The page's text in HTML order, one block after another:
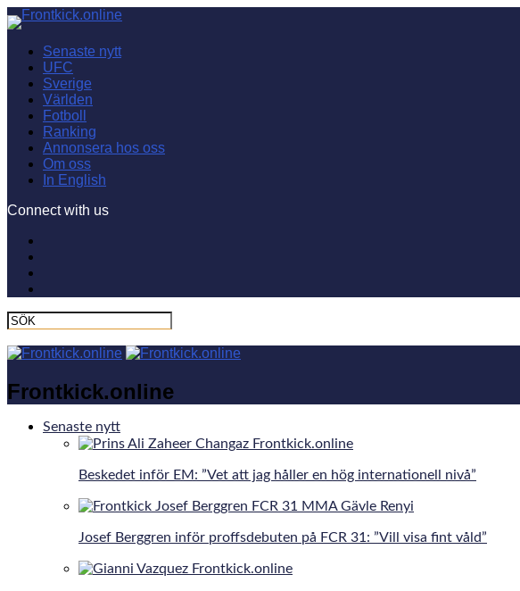
Senaste nytt
UFC
Sverige
Världen
Fotboll
Ranking
Annonsera hos oss
Om oss
In English
Connect with us
Frontkick.online
Senaste nytt
Beskedet inför EM: ”Vet att jag håller en hög internationell nivå”
Josef Berggren inför proffsdebuten på FCR 31: ”Vill visa fint våld”